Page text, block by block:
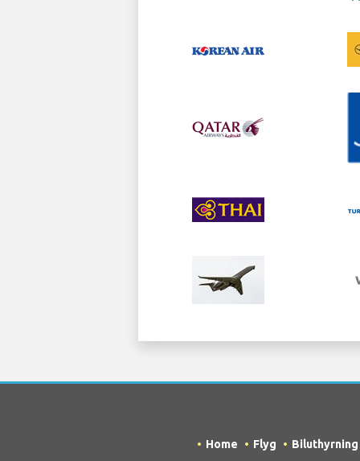
Home Flyg Biluthyrning